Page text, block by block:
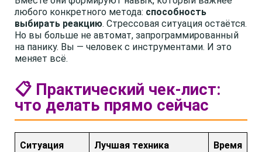
любого конкретного метода: способность
выбирать реакцию. Стрессовая ситуация остаётся.
Но вы больше не автомат, запрограммированный
на панику. Вы — человек с инструментами. И это
меняет всё.
📋 Практический чек-лист:
что делать прямо сейчас
Ситуация Лучшая техника Время